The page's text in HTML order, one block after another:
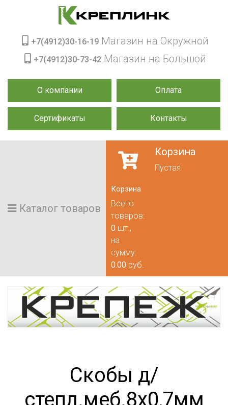
О компании Оплата
Сертификаты Контакты
+7(4912)30-16-19 Магазин на Окружной
+7(4912)30-73-42 Магазин на Большой
Каталог товаров
Корзина
Пустая
Корзина
Всего
товаров:
0 шт.,
на
сумму:
0.00 руб.
Скобы д/
степл.меб.8х0,7мм